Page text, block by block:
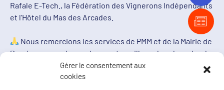
Gérer le consentement aux
cookies
Rafale E-Tech., la Fédération des Vignerons Indépendants
et l’Hôtel du Mas des Arcades.
Nous remercions les services de PMM et de la Mairie de
Perpignan avec lesquels nous travaillons dans le cadre de
notre activité économique.
Nous remercionsLaurent Gauze